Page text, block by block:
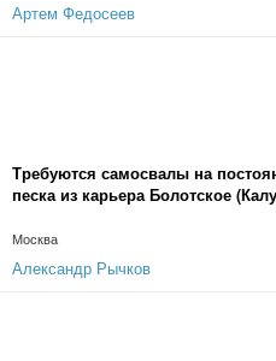
Артем Федосеев
Требуются самосвалы на
песка из карьера Болотское
Москва
Александр Рычков